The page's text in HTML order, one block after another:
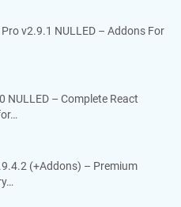
v2.9.1 NULLED – Addons For
NULLED – Complete React
(+Addons) – Premium